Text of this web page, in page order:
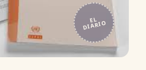
EL
DIARIO